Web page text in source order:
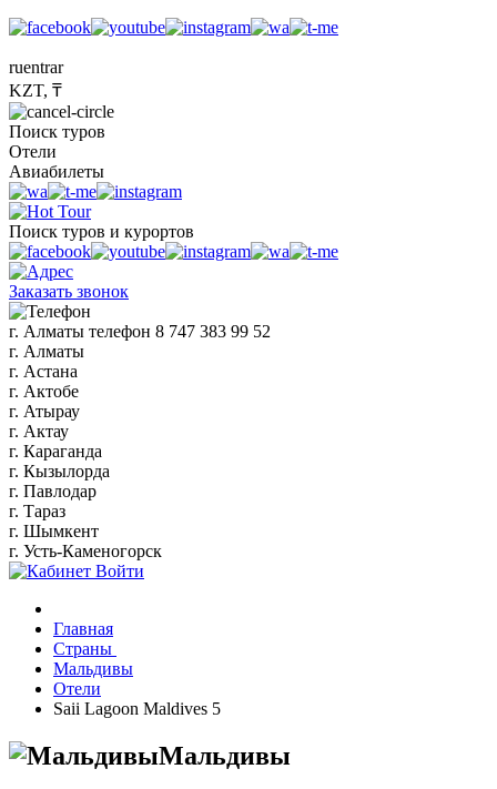
ruentrar
KZT, ₸
Поиск туров
Отели
Авиабилеты
Поиск туров и курортов
Заказать звонок
г. Алматы телефон 8 747 383 99 52
г. Алматы
г. Астана
г. Актобе
г. Атырау
г. Актау
г. Караганда
г. Кызылорда
г. Павлодар
г. Тараз
г. Шымкент
г. Усть-Каменогорск
Войти
Главная
Страны
Мальдивы
Отели
Saii Lagoon Maldives 5
Мальдивы